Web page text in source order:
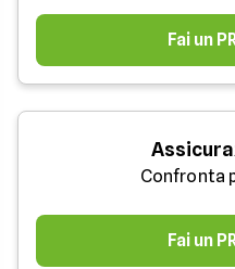
Fai un
Confronta
Fai un